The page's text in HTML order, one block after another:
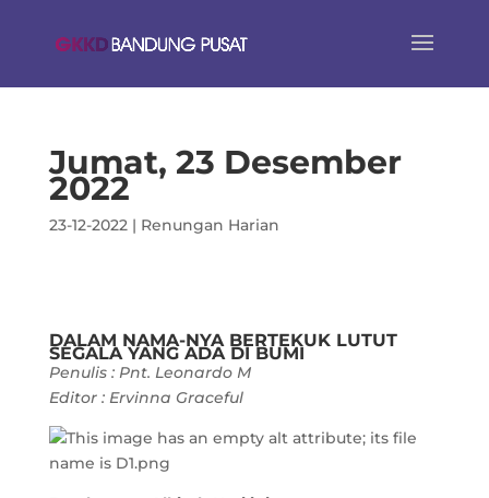
Jumat, 23 Desember
2022
23-12-2022| Renungan Harian
DALAM NAMA-NYA BERTEKUK LUTUT
SEGALA YANG ADA DI BUMI
Penulis : Pnt. Leonardo M
Editor : Ervinna Graceful